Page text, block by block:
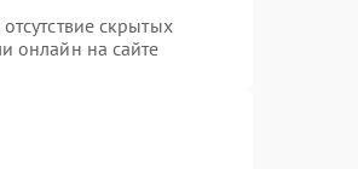
скрытых
онлайн на сайте